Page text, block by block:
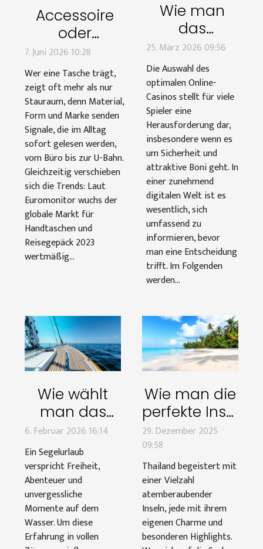
Accessoire
oder
statement?
wenn
taschen
persönlichkeit
zeigen
7. Juni 2026 10:28
Wer eine Tasche trägt,
zeigt oft mehr als nur
Stauraum, denn Material,
Form und Marke senden
Signale, die im Alltag
sofort gelesen werden,
vom Büro bis zur U-Bahn.
Gleichzeitig verschieben
sich die Trends: Laut
Euromonitor wuchs der
globale Markt für
Handtaschen und
Reisegepäck 2023
wertmäßig...
Wie man
das
optimale
Online-
Casino
auswählt:
Sicherheit
und Boni?
25. März 2026 09:56
Die Auswahl des
optimalen Online-
Casinos stellt für viele
Spieler eine
Herausforderung dar,
insbesondere wenn es
um Sicherheit und
attraktive Boni geht. In
einer zunehmend
digitalen Welt ist es
wesentlich, sich
umfassend zu
informieren, bevor
man eine Entscheidung
trifft. Im Folgenden
werden...
Wie wählt
man das
perfekte Boot
für Ihren
nächsten
Segelurlaub?
6. Februar 2026 16:14
Ein Segelurlaub
verspricht Freiheit,
Abenteuer und
unvergessliche
Momente auf dem
Wasser. Um diese
Erfahrung in vollen
Wie man die
perfekte Insel
in Thailand
für deinen
Urlaub wählt
29. Dezember 2025
09:58
Thailand begeistert mit
einer Vielzahl
atemberaubender
Inseln, jede mit ihrem
eigenen Charme und
besonderen Highlights.